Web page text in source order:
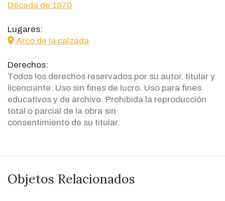
Década de 1970
Lugares:
icon
Arco de la calzada
Derechos:
Todos los derechos reservados por su autor, titular y
licenciante. Uso sin fines de lucro. Uso para fines
educativos y de archivo. Prohibida la reproducción
total o parcial de la obra sin
consentimiento de su titular.
Objetos Relacionados